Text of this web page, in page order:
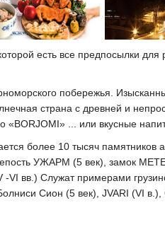
есть все предпосылки
побережья.
страна с древней и
«BORJOMI» ... или вкусные
более 10 тысяч памятников
УЖАРМ (5 век), замок
-VI вв.) Служат примерами
Болниси Сион (5 век), JVARI